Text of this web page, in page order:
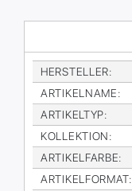
HER­STEL­LER:
AR­TI­KEL­NA­ME:
AR­TI­KEL­TYP:
KOL­LEK­TI­ON:
AR­TI­KEL­FAR­BE:
AR­TI­KEL­FOR­MAT: